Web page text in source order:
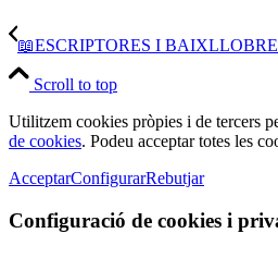
📖ESCRIPTORES I
Scroll to top
Utilitzem cookies pròpies i de tercers
de cookies. Podeu acceptar totes les
AcceptarConfigurarRebutjar
Configuració de cookies i